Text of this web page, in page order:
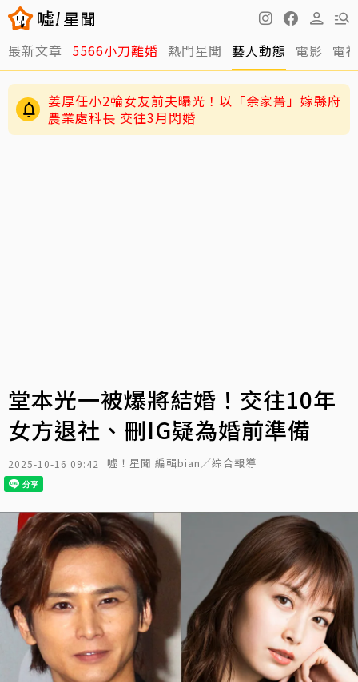
最新文章 5566小刀離婚 熱門星聞 藝人動態 電影 電
姜厚任小2輪女友前夫曝光！以「余家菁」嫁縣府
農業處科長 交往3月閃婚
堂本光一被爆將結婚！交往10年
女方退社、刪IG疑為婚前準備
2025-10-16 09:42 噓！星聞 編輯bian／綜合報導